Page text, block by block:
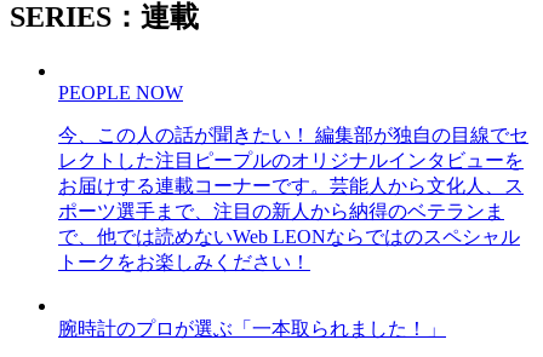
SERIES：連載
PEOPLE NOW
今、この人の話が聞きたい！ 編集部が独自の目線でセ
レクトした注目ピープルのオリジナルインタビューを
お届けする連載コーナーです。芸能人から文化人、ス
ポーツ選手まで、注目の新人から納得のベテランま
で、他では読めないWeb LEONならではのスペシャル
トークをお楽しみください！
腕時計のプロが選ぶ「一本取られました！」